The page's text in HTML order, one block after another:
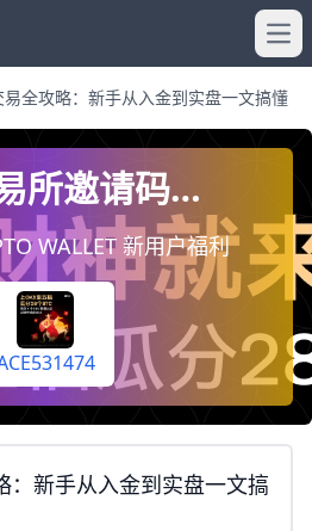
易全攻略：新手从入金到实盘一文搞懂
所邀请码
，注册时填写即
续费返佣20%
动到你账户）
WALLET 新用户福利
：新手从入金到实盘一文搞